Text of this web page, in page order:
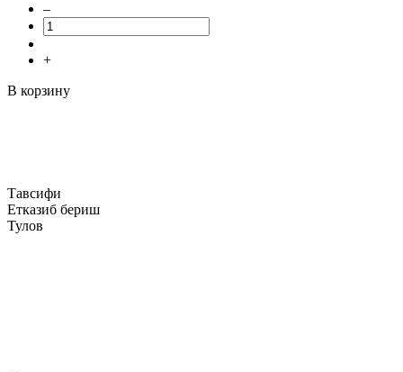
–
+
В корзину
Тавсифи
Етказиб бериш
Тулов